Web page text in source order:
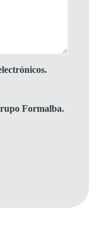
Formalba.